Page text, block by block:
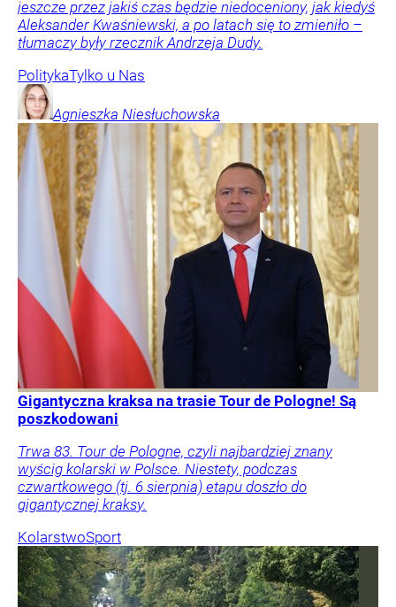
jeszcze przez jakiś czas będzie niedoceniony, jak kiedyś
Aleksander Kwaśniewski, a po latach się to zmieniło –
tłumaczy były rzecznik Andrzeja Dudy.
PolitykaTylko u Nas
Agnieszka Niesłuchowska
Gigantyczna kraksa na trasie Tour de Pologne! Są
poszkodowani
Trwa 83. Tour de Pologne, czyli najbardziej znany
wyścig kolarski w Polsce. Niestety, podczas
czwartkowego (tj. 6 sierpnia) etapu doszło do
gigantycznej kraksy.
KolarstwoSport